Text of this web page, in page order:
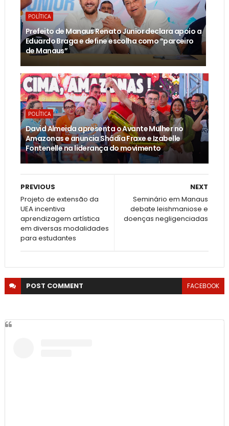
POLÍTICA
Prefeito de Manaus Renato Junior declara apoio a
Eduardo Braga e define escolha como “parceiro
de Manaus”
POLÍTICA
David Almeida apresenta o Avante Mulher no
Amazonas e anuncia Shádia Fraxe e Izabelle
Fontenelle na liderança do movimento
NEXT
Seminário em Manaus
debate leishmaniose e
doenças negligenciadas
PREVIOUS
Projeto de extensão da
UEA incentiva
aprendizagem artística
em diversas modalidades
para estudantes
POST COMMENT FACEBOOK